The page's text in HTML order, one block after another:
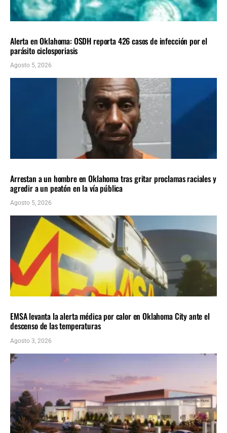
Alerta en Oklahoma: OSDH reporta 426 casos de infección por el
parásito ciclosporiasis
Agosto 5, 2026
Arrestan a un hombre en Oklahoma tras gritar proclamas raciales y
agredir a un peatón en la vía pública
Agosto 5, 2026
EMSA levanta la alerta médica por calor en Oklahoma City ante el
descenso de las temperaturas
Agosto 3, 2026